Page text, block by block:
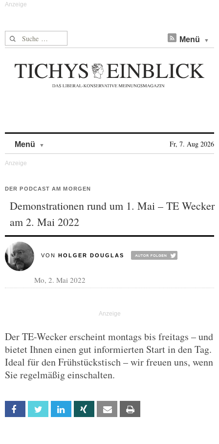
Suche nach: Menü
Menü Fr, 7. Aug 2026
DER PODCAST AM MORGEN
Demonstrationen rund um 1. Mai – TE Wecker
am 2. Mai 2022
VON HOLGER DOUGLAS
Mo, 2. Mai 2022
Der TE-Wecker erscheint montags bis freitags – und
bietet Ihnen einen gut informierten Start in den Tag.
Ideal für den Frühstückstisch – wir freuen uns, wenn
Sie regelmäßig einschalten.
Facebook Twitter Linkedin Xing Email